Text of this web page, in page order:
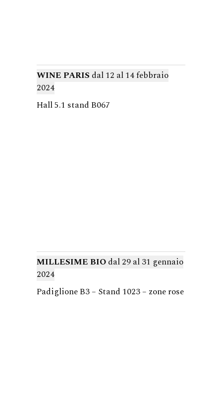
WINE PARIS dal 12 al 14 febbraio
2024
Hall 5.1 stand B067
MILLESIME BIOdal 29 al 31 gennaio
2024
Padiglione B3 – Stand 1023 – zone rose